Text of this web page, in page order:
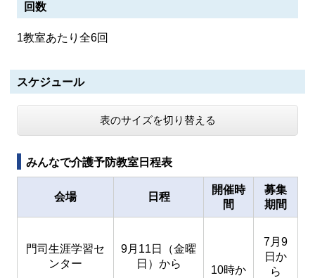
回数
1教室あたり全6回
スケジュール
表のサイズを切り替える
みんなで介護予防教室日程表
会場 日程
開催時
間
募集
期間
門司生涯学習セ
ンター
9月11日（金曜
日）から
10時か
7月9
日か
ら